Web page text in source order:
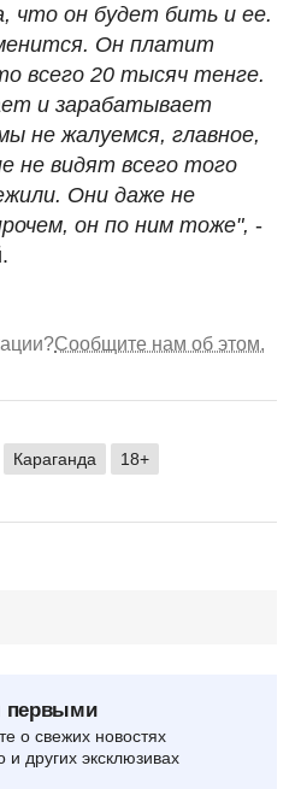
что он будет бить и ее.
Он платит
всего 20 тысяч тенге.
и зарабатывает
не жалуемся, главное,
не видят всего того
Они даже не
он по ним тоже", -
Сообщите нам об этом.
Караганда 18+
первыми
о свежих новостях
других эксклюзивах